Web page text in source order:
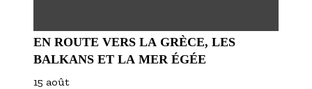
EN ROUTE VERS LA GRÈCE, LES
BALKANS ET LA MER ÉGÉE
15 août